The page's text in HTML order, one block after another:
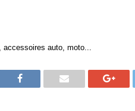
accessoires auto, moto...